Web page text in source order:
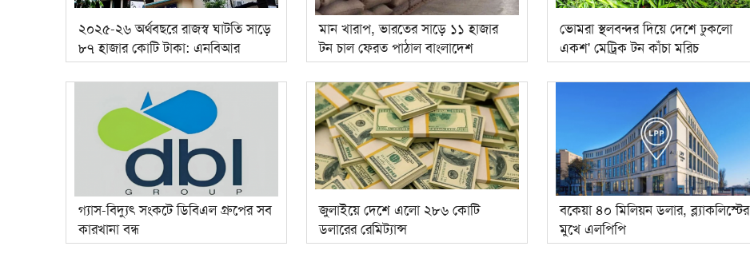
২০২৫-২৬ অর্থবছরে রাজস্ব ঘাটতি সাড়ে
৮৭ হাজার কোটি টাকা: এনবিআর
মান খারাপ, ভারতের সাড়ে ১১ হাজার
টন চাল ফেরত পাঠাল বাংলাদেশ
ভোমরা স্থলবন্দর দিয়ে দেশে ঢুকলো
একশ' মেট্রিক টন কাঁচা মরিচ
গ্যাস-বিদ্যুৎ সংকটে ডিবিএল গ্রুপের সব
কারখানা বন্ধ
জুলাইয়ে দেশে এলো ২৮৬ কোটি
ডলারের রেমিট্যান্স
বকেয়া ৪০ মিলিয়ন ডলার, ব্ল্যাকলিস্টের
মুখে এলপিপি